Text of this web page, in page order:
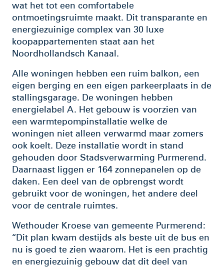
wat het tot een comfortabele
ontmoetingsruimte maakt. Dit transparante en
energiezuinige complex van 30 luxe
koopappartementen staat aan het
Noordhollandsch Kanaal.
Alle woningen hebben een ruim balkon, een
eigen berging en een eigen parkeerplaats in de
stallingsgarage. De woningen hebben
energielabel A. Het gebouw is voorzien van
een warmtepompinstallatie welke de
woningen niet alleen verwarmd maar zomers
ook koelt. Deze installatie wordt in stand
gehouden door Stadsverwarming Purmerend.
Daarnaast liggen er 164 zonnepanelen op de
daken. Een deel van de opbrengst wordt
gebruikt voor de woningen, het andere deel
voor de centrale ruimtes.
Wethouder Kroese van gemeente Purmerend:
“Dit plan kwam destijds als beste uit de bus en
nu is goed te zien waarom. Het is een prachtig
en energiezuinig gebouw dat dit deel van